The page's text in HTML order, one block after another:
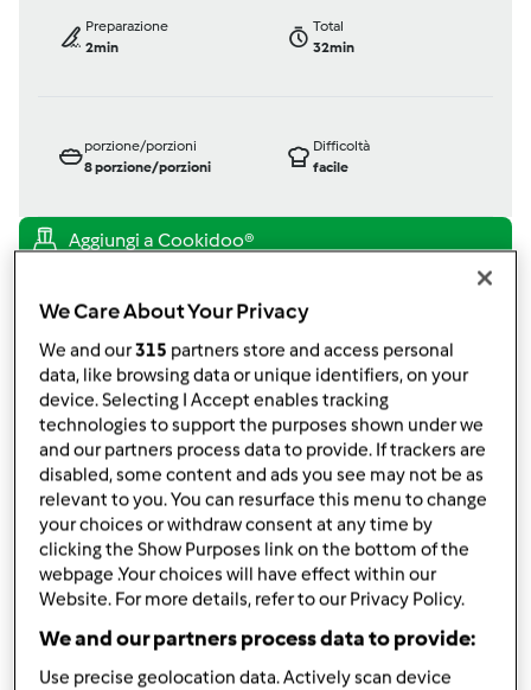
Preparazione
2min
Total
32min
porzione/porzioni
8porzione/porzioni
Difficoltà
facile
daASANTORO
modificata: 05-03-2018
Aggiungi alle mie raccolte
condividi la ricetta
Ingredienti
IMPASTO
We Care About Your Privacy
We and our315 partners store and access personal
data, like browsing data or unique identifiers, on your
device. Selecting I Accept enables tracking
technologies to support the purposes shown under we
and our partners process data to provide. If trackers are
disabled, some content and ads you see may not be as
relevant to you. You can resurface this menu to change
your choices or withdraw consent at any time by
clicking the Show Purposes link on the bottom of the
webpage .Your choices will have effect within our
Website. For more details, refer to our Privacy Policy.
We and our partners process data to provide:
Use precise geolocation data. Actively scan device